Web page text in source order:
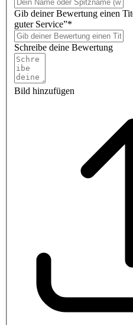
Gib deiner Bewertung einen
guter Service”*
Schreibe deine Bewertung
Bild hinzufügen